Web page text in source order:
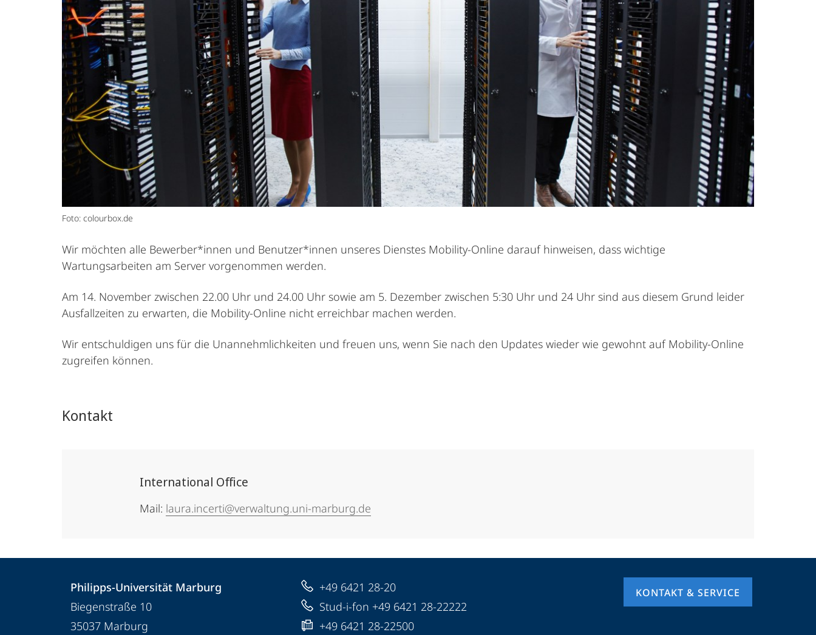
Foto: colourbox.de
Wir möchten alle Bewerber*innen und Benutzer*innen unseres Dienstes Mobility-Online darauf hinweisen, dass wichtige
Wartungsarbeiten am Server vorgenommen werden.
Am 14. November zwischen 22.00 Uhr und 24.00 Uhr sowie am 5. Dezember zwischen 5:30 Uhr und 24 Uhr sind aus diesem Grund leider
Ausfallzeiten zu erwarten, die Mobility-Online nicht erreichbar machen werden.
Wir entschuldigen uns für die Unannehmlichkeiten und freuen uns, wenn Sie nach den Updates wieder wie gewohnt auf Mobility-Online
zugreifen können.
Kontakt
International Office
Mail: laura.incerti@verwaltung.uni-marburg.de
Informationen
Kontaktinformationen
Philipps-
Universität
Philipps-Universität Marburg
Biegenstraße 10
35037 Marburg
+49 6421 28-20
Stud-i-fon +49 6421 28-22222
+49 6421 28-22500
KONTAKT & SERVICE